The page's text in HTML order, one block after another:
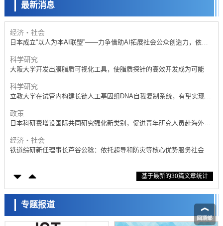
最新消息
科学研究
开发出300亿年仅误差1秒的光晶格钟，构建网络将其打造为下一代社会
基础设施
经济・社会
日本成立“以人为本AI联盟”——力争借助AI拓展社会公众创造力，依托
科学研究
大阪大学开发出膜脂质可视化工具，使脂质探针的高效开发成为可能
科学研究
立教大学在试管内构建长链人工基因组DNA自我复制系统，有望实现携
政策
日本科研费增设国际共同研究强化新类别，促进青年研究人员赴海外开
经济・社会
铁道综研新任理事长芦谷公稔：依托超导和防灾等核心优势服务社会
东京大学通过叶绿体基因组编辑技术强化碳固定酶，成功提高光合作用
科学研究
藤田医科大学等成功鉴定出非结核分枝杆菌生存的必需基因，首次揭示
该基因的必要性因菌株而异
经济・社会
基于最新的30篇文章统计
专题报道